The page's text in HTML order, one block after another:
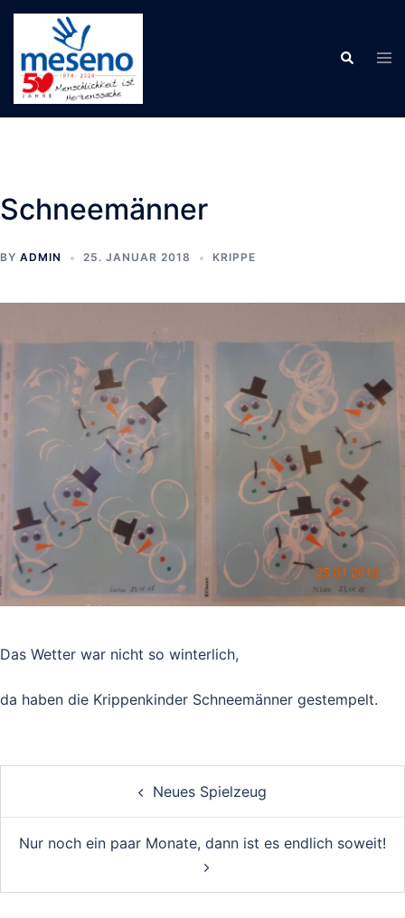
Skip
content
Search
Schneemänner
BY ADMIN 25. JANUAR 2018 KRIPPE
Das Wetter war nicht so winterlich,
da haben die Krippenkinder Schneemänner gestempelt.
Neues Spielzeug
Nur noch ein paar Monate, dann ist es endlich soweit!